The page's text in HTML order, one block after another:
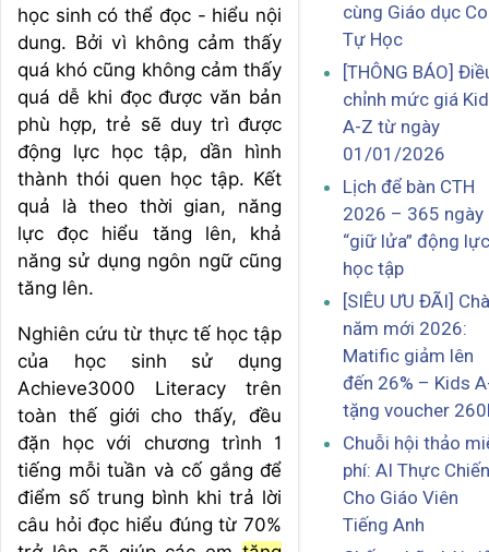
học sinh có thể đọc - hiểu nội
dung. Bởi vì không cảm thấy
quá khó cũng không cảm thấy
quá dễ khi đọc được văn bản
phù hợp, trẻ sẽ duy trì được
động lực học tập, dần hình
thành thói quen học tập. Kết
quả là theo thời gian, năng
lực đọc hiểu tăng lên, khả
năng sử dụng ngôn ngữ cũng
tăng lên.
Nghiên cứu từ thực tế học tập
của học sinh sử dụng
Achieve3000 Literacy trên
toàn thế giới cho thấy, đều
đặn học với chương trình 1
tiếng mỗi tuần và cố gắng để
điểm số trung bình khi trả lời
câu hỏi đọc hiểu đúng từ 70%
cùng Giáo dục
Tự Học
[THÔNG BÁO]
chỉnh mức giá
A-Z từ ngày
01/01/2026
Lịch để bàn CTH
2026 – 365 ngày
“giữ lửa” động lực
học tập
[SIÊU ƯU ĐÃI]
năm mới 2026:
Matific giảm lên
đến 26% – Kids
tặng voucher
Chuỗi hội thảo
phí: AI Thực Chiến
Cho Giáo Viên
Tiếng Anh